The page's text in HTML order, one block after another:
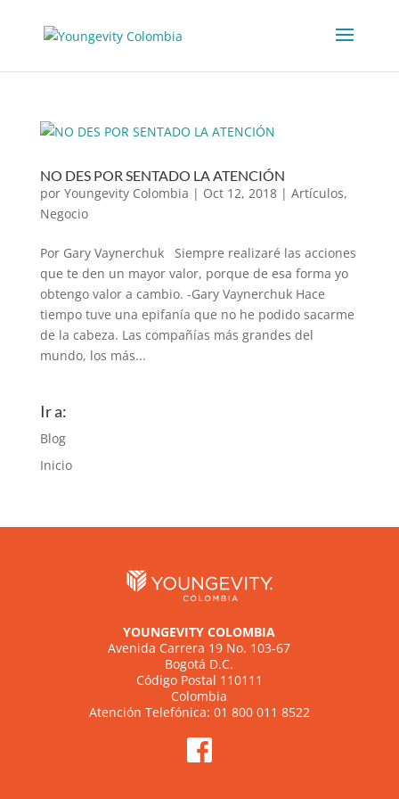
NO DES POR SENTADO LA ATENCIÓN
por Youngevity Colombia | Oct 12, 2018| Artículos,
Negocio
Por Gary Vaynerchuk Siempre realizaré las acciones
que te den un mayor valor, porque de esa forma yo
obtengo valor a cambio. -Gary Vaynerchuk Hace
tiempo tuve una epifanía que no he podido sacarme
de la cabeza. Las compañías más grandes del
mundo, los más...
Ir a:
Blog
Inicio
YOUNGEVITY COLOMBIA
Avenida Carrera 19 No. 103-67
Bogotá D.C.
Código Postal 110111
Colombia
Atención Telefónica: 01 800 011 8522